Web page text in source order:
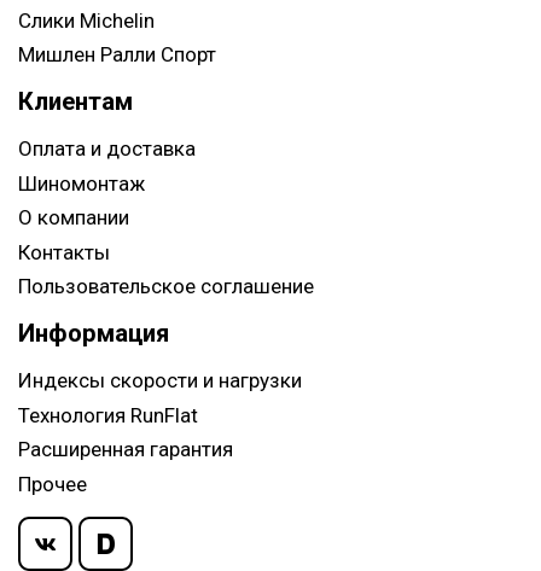
Слики Michelin
Мишлен Ралли Спорт
Клиентам
Оплата и доставка
Шиномонтаж
О компании
Контакты
Пользовательское соглашение
Информация
Индексы скорости и нагрузки
Технология RunFlat
Расширенная гарантия
Прочее